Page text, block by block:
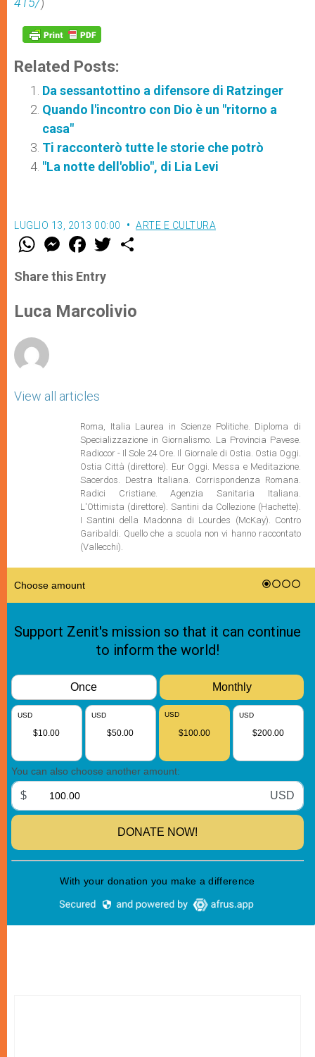
Related Posts:
Da sessantottino a difensore di Ratzinger
Quando l'incontro con Dio è un "ritorno a
casa"
Ti racconterò tutte le storie che potrò
"La notte dell'oblio", di Lia Levi
LUGLIO 13, 2013 00:00 ARTE E CULTURA
W
t
s
p
p
M
e
s
e
g
e
F
a
e
b
o
k
w
r
Share this Entry
Luca Marcolivio
View all articles
Roma, Italia Laurea in Scienze Politiche. Diploma di
Specializzazione in Giornalismo. La Provincia Pavese.
Radiocor - Il Sole 24 Ore. Il Giornale di Ostia. Ostia Oggi.
Ostia Città (direttore). Eur Oggi. Messa e Meditazione.
Sacerdos. Destra Italiana. Corrispondenza Romana.
Radici Cristiane. Agenzia Sanitaria Italiana.
L'Ottimista (direttore). Santini da Collezione (Hachette).
I Santini della Madonna di Lourdes (McKay). Contro
Garibaldi. Quello che a scuola non vi hanno raccontato
(Vallecchi).